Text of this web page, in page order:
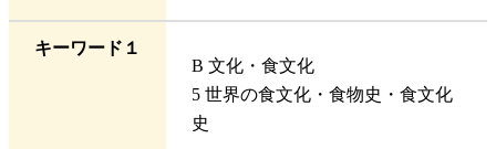
キーワード１
B 文化・食文化
5 世界の食文化・食物史・食文化
史